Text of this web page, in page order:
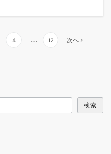
4 … 12 次へ
検索